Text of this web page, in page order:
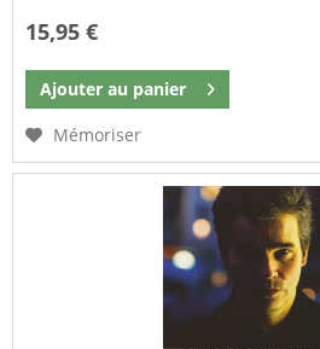
15,95 €
Ajouter au panier
Mémoriser